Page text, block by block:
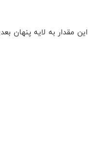
مقدار به لایه پنهان